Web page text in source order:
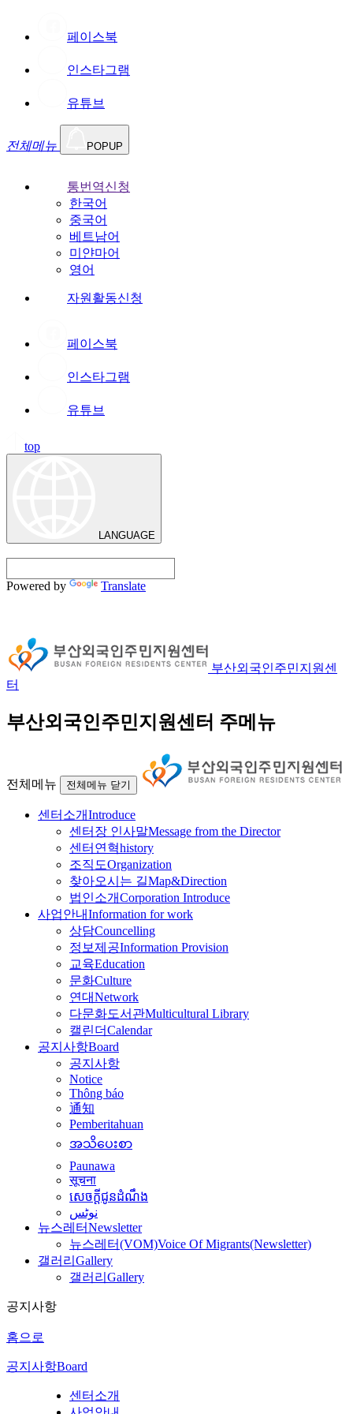
페이스북
인스타그램
유튜브
전체메뉴 POPUP
통번역신청
한국어
중국어
베트남어
미얀마어
영어
자원활동신청
페이스북
인스타그램
유튜브
top
LANGUAGE
Powered by Translate
부산외국인주민지원센
터
부산외국인주민지원센터 주메뉴
전체메뉴 전체메뉴 닫기
센터소개Introduce
센터장 인사말Message from the Director
센터연혁history
조직도Organization
찾아오시는 길Map&Direction
법인소개Corporation Introduce
사업안내Information for work
상담Councelling
정보제공Information Provision
교육Education
문화Culture
연대Network
다문화도서관Multicultural Library
캘린더Calendar
공지사항Board
공지사항
Notice
Thông báo
通知
Pemberitahuan
အသိပေးစာ
Paunawa
सूचना
សេចក្តីជូនដំណឹង
نوٹس
뉴스레터Newsletter
뉴스레터(VOM)Voice Of Migrants(Newsletter)
갤러리 Gallery
갤러리 Gallery
공지사항
홈으로
공지사항Board
센터소개